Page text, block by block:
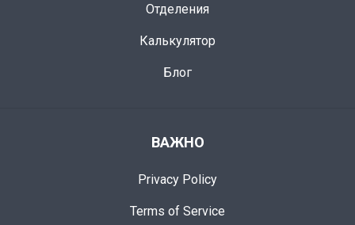
Отделения
Калькулятор
Блог
ВАЖНО
Privacy Policy
Terms of Service